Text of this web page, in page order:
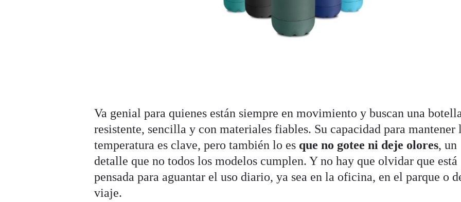
Va genial para quienes están siempre en movimiento y buscan una botella
resistente, sencilla y con materiales fiables. Su capacidad para mantener
temperatura es clave, pero también lo es que no gotee ni deje olores, un
detalle que no todos los modelos cumplen. Y no hay que olvidar que está
pensada para aguantar el uso diario, ya sea en la oficina, en el parque o
viaje.